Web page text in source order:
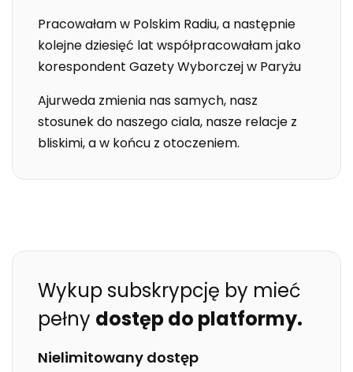
Pracowałam w Polskim Radiu, a następnie
kolejne dziesięć lat współpracowałam jako
korespondent Gazety Wyborczej w Paryżu
Ajurweda zmienia nas samych, nasz
stosunek do naszego ciala, nasze relacje z
bliskimi, a w końcu z otoczeniem.
Wykup subskrypcję by mieć
pełny dostęp do platformy.
Nielimitowany dostęp